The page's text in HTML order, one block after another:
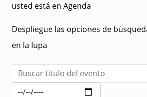
usted está en Agenda
Despliegue las opciones de
en la lupa